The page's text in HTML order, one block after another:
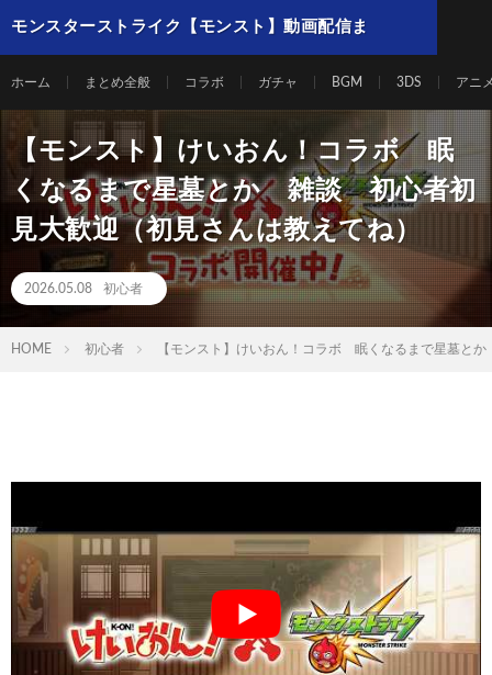
モンスターストライク【モンスト】動画配信ま
ホーム まとめ全般 コラボ ガチャ BGM 3DS アニ
【モンスト】けいおん！コラボ 眠
くなるまで星墓とか 雑談 初心者初
見大歓迎（初見さんは教えてね）
2026.05.08 初心者
HOME 初心者 【モンスト】けいおん！コラボ 眠くなるまで星墓と